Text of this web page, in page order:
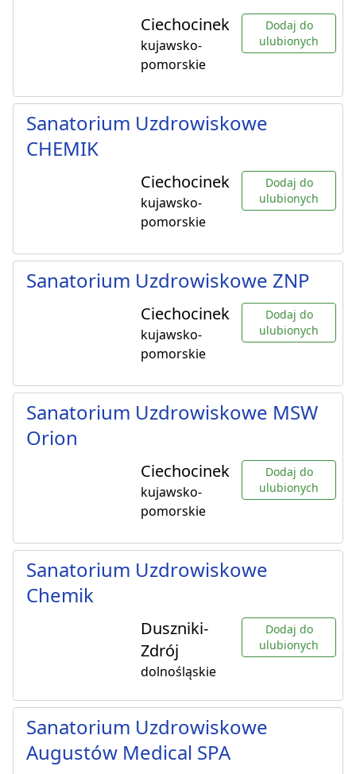
Ciechocinek
kujawsko-
pomorskie
Dodaj do
ulubionych
Sanatorium Uzdrowiskowe
CHEMIK
Ciechocinek
kujawsko-
pomorskie
Dodaj do
ulubionych
Sanatorium Uzdrowiskowe ZNP
Ciechocinek
kujawsko-
pomorskie
Dodaj do
ulubionych
Sanatorium Uzdrowiskowe MSW
Orion
Ciechocinek
kujawsko-
pomorskie
Dodaj do
ulubionych
Sanatorium Uzdrowiskowe
Chemik
Duszniki-
Zdrój
dolnośląskie
Dodaj do
ulubionych
Sanatorium Uzdrowiskowe
Augustów Medical SPA